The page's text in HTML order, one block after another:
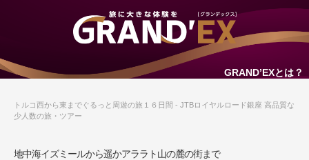
の流れ
なさまへ
条件から探す
条件から探す
GRAND’EXとは？
トルコ西から東までぐるっと周遊の旅１６日間 - JTBロイヤルロード銀座 高品質な
少人数の旅・ツアー
地中海イズミールから遥かアララト山の麓の街まで